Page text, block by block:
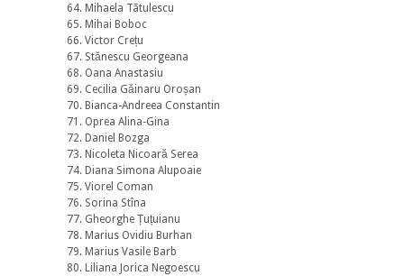
64. Mihaela Tãtulescu
65. Mihai Boboc
66. Victor Crețu
67. Stănescu Georgeana
68. Oana Anastasiu
69. Cecilia Găinaru Oroșan
70. Bianca-Andreea Constantin
71. Oprea Alina-Gina
72. Daniel Bozga
73. Nicoleta Nicoară Serea
74. Diana Simona Alupoaie
75. Viorel Coman
76. Sorina Stîna
77. Gheorghe Țuțuianu
78. Marius Ovidiu Burhan
79. Marius Vasile Barb
80. Liliana Jorica Negoescu